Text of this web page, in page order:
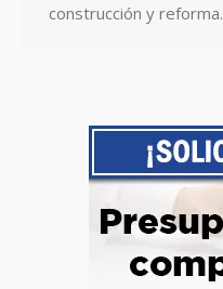
construcción y reforma.